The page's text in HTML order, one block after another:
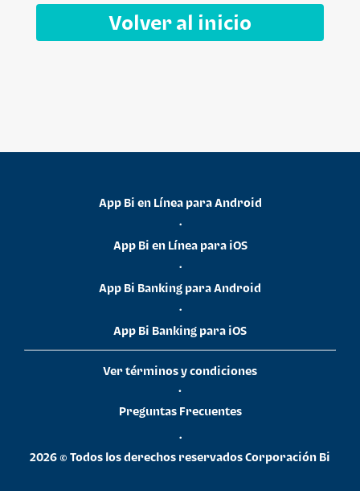
Volver al inicio
App Bi en Línea para Android
•
App Bi en Línea para iOS
•
App Bi Banking para Android
•
App Bi Banking para iOS
Ver términos y condiciones
•
Preguntas Frecuentes
•
2026 © Todos los derechos reservados Corporación Bi